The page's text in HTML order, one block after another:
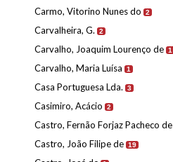
Carmo, Vitorino Nunes do 2
Carvalheira, G. 2
Carvalho, Joaquim Lourenço de 1
Carvalho, Maria Luísa 1
Casa Portuguesa Lda. 3
Casimiro, Acácio 2
Castro, Fernão Forjaz Pacheco de
Castro, João Filipe de 19